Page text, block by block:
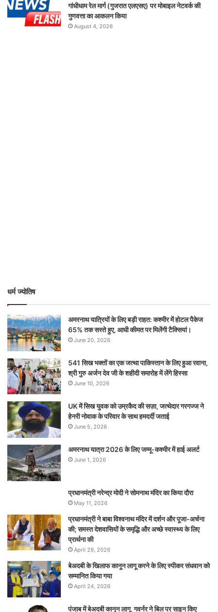
गांधीधाम रेल मार्ग (गुजरात एलएसए) पर मोबाइल नेटवर्क की
गुणवत्ता का आकलन किया
August 4, 2026
धर्म ज्योतिष
अमरनाथ यात्रियों के लिए बड़ी राहत: कश्मीर में होटल पैकेज
65% तक सस्ते हुए, आधी कीमत पर मिलेंगी टैक्सियां।
June 20, 2026
541 सिख भक्तों का एक जत्था पाकिस्तान के लिए हुआ रवाना,
श्री गुरु अर्जन देव जी के शहीदी समारोह में लेंगे हिस्सा
June 10, 2026
UK में सिख युवक को उम्रकैद की सज़ा, जत्थेदार गरगज्ज ने
हेनरी नोवाक के परिवार के साथ हमदर्दी जताई
June 5, 2026
अमरनाथ यात्रा 2026 के लिए जम्मू-कश्मीर में हाई अलर्ट
June 1, 2026
प्रधानमंत्री नरेन्‍द्र मोदी ने सोमनाथ मंदिर का किया दौरा
May 11, 2026
प्रधानमंत्री ने बाबा विश्वनाथ मंदिर में दर्शन और पूजा-अर्चना
की; समस्‍त देशवासियों के समृद्धि और अच्छे स्वास्थ्य के लिए
प्रार्थना की
April 29, 2026
बेअदबी के खिलाफ कानून लागू करने के लिए स्पीकर संधवान को
सम्मानित किया गया
April 24, 2026
पंजाब में बेअदबी कानून लागू, गवर्नर ने बिल पर साइन किए